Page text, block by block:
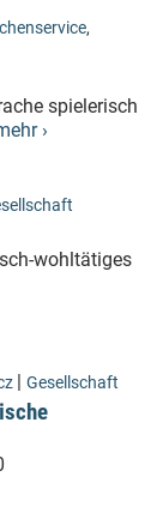
,
spielerisch
›
wohltätiges
| Gesellschaft